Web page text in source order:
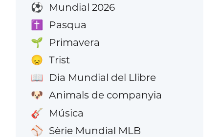
⚽ Mundial 2026
✝️ Pasqua
🌱 Primavera
😞 Trist
📖 Dia Mundial del Llibre
🐶 Animals de companyia
🎸 Música
⚾ Sèrie Mundial MLB